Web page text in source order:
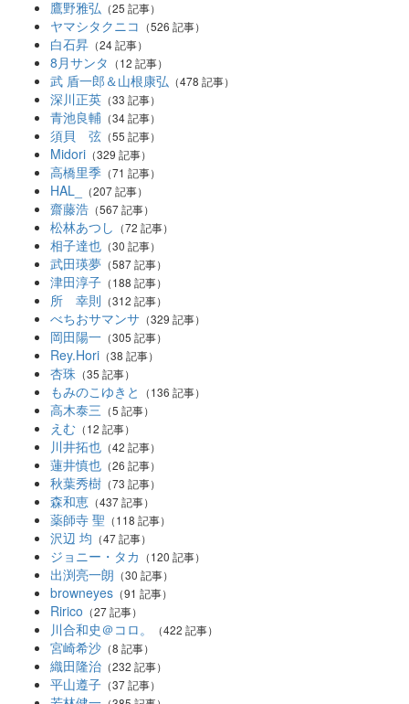
鷹野雅弘 （25 記事）
ヤマシタクニコ （526 記事）
白石昇 （24 記事）
8月サンタ （12 記事）
武 盾一郎＆山根康弘 （478 記事）
深川正英 （33 記事）
青池良輔 （34 記事）
須貝 弦 （55 記事）
Midori （329 記事）
高橋里季 （71 記事）
HAL_ （207 記事）
齋藤浩 （567 記事）
松林あつし （72 記事）
相子達也 （30 記事）
武田瑛夢 （587 記事）
津田淳子 （188 記事）
所 幸則 （312 記事）
べちおサマンサ （329 記事）
岡田陽一 （305 記事）
Rey.Hori （38 記事）
杏珠 （35 記事）
もみのこゆきと （136 記事）
高木泰三 （5 記事）
えむ （12 記事）
川井拓也 （42 記事）
蓮井慎也 （26 記事）
秋葉秀樹 （73 記事）
森和恵 （437 記事）
薬師寺 聖 （118 記事）
沢辺 均 （47 記事）
ジョニー・タカ （120 記事）
出渕亮一朗 （30 記事）
browneyes （91 記事）
Ririco （27 記事）
川合和史＠コロ。 （422 記事）
宮崎希沙 （8 記事）
織田隆治 （232 記事）
平山遵子 （37 記事）